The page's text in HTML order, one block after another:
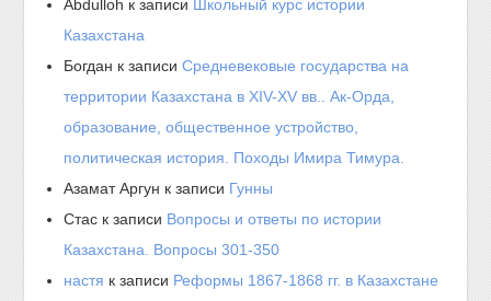
Abdulloh к записи Школьный курс истории
Казахстана
Богдан к записиСредневековые государства на
территории Казахстана в XIV-XV вв.. Ак-Орда,
образование, общественное устройство,
политическая история. Походы Имира Тимура.
Азамат Аргун к записи Гунны
Стас к записи Вопросы и ответы по истории
Казахстана. Вопросы 301-350
настя к записи Реформы 1867-1868 гг. в Казахстане